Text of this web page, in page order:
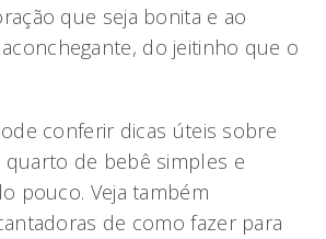
que seja bonita e ao
do jeitinho que o
conferir dicas úteis sobre
de bebê simples e
pouco. Veja também
de como fazer para